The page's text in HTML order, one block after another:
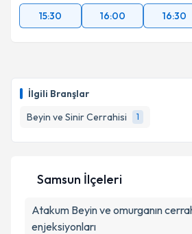
İlgili Branşlar
Beyin ve Sinir Cerrahisi
1
15:30
16:00 16:30
Samsun İlçeleri
Atakum Beyin ve omurganın
enjeksiyonları